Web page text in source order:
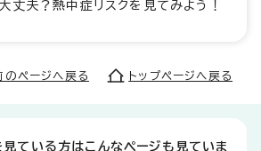
丈夫？熱中症リスクを見てみよう！
のページへ戻る トップページへ戻る
見ている方はこんなページも見ていま